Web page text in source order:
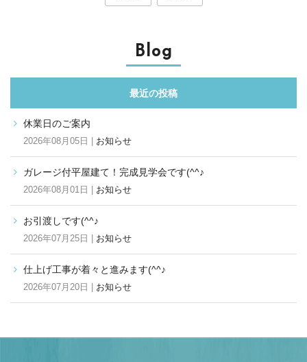
Blog
最近の投稿
休業日のご案内
2026年08月05日 | お知らせ
ガレージ付平屋建て！完成見学会です(^^♪
2026年08月01日 | お知らせ
お引渡しです(^^♪
2026年07月25日 | お知らせ
仕上げ工事が着々と進みます(^^♪
2026年07月20日 | お知らせ